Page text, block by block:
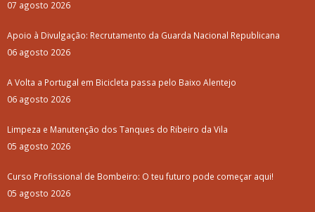
07 agosto 2026
Apoio à Divulgação: Recrutamento da Guarda Nacional Republicana
06 agosto 2026
A Volta a Portugal em Bicicleta passa pelo Baixo Alentejo
06 agosto 2026
Limpeza e Manutenção dos Tanques do Ribeiro da Vila
05 agosto 2026
Curso Profissional de Bombeiro: O teu futuro pode começar aqui!
05 agosto 2026